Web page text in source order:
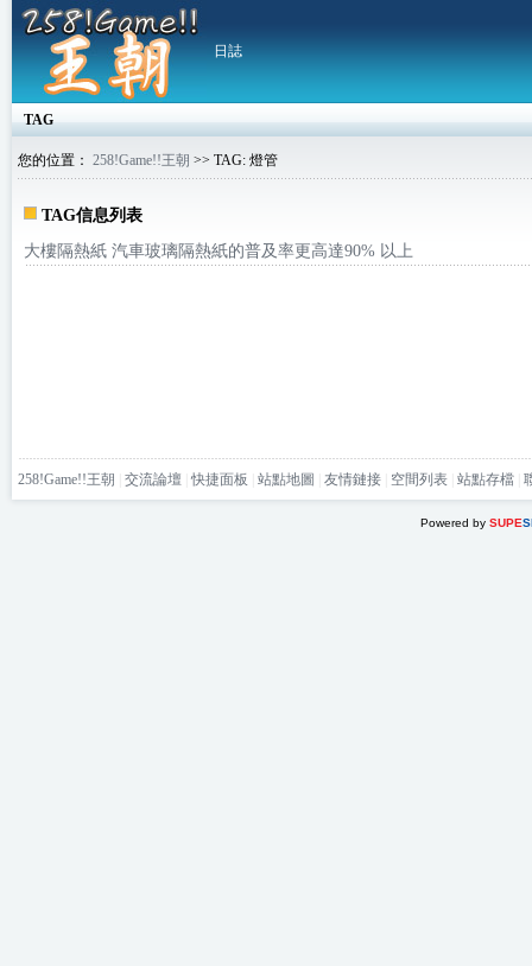
日誌
TAG
您的位置： 258!Game!!王朝 >> TAG: 燈管
TAG信息列表
大樓隔熱紙 汽車玻璃隔熱紙的普及率更高達90% 以上
258!Game!!王朝 交流論壇 |快捷面板 站點地圖 友情鏈接 空間列表 站點存檔
Powered by SUPE